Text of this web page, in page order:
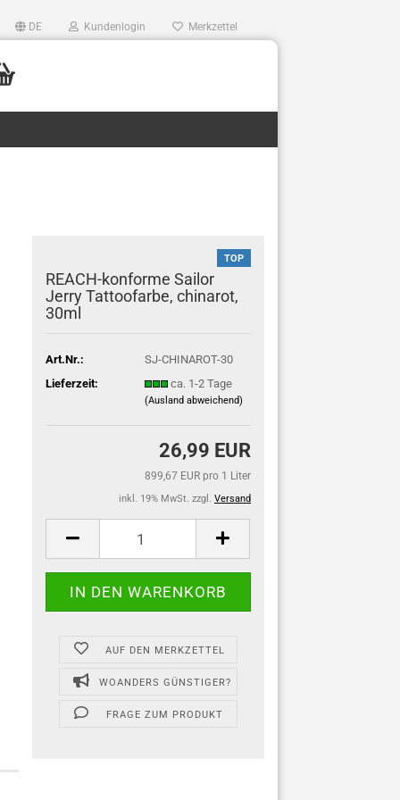
DE Kundenlogin Merkzettel
TOP
REACH-konforme Sailor
Jerry Tattoofarbe, chinarot,
30ml
Art.Nr.:
SJ-CHINAROT-30
Lieferzeit:
ca. 1-2 Tage
(Ausland abweichend)
26,99 EUR
899,67 EUR pro 1 Liter
inkl. 19% MwSt. zzgl. Versand
AUF DEN MERKZETTEL
WOANDERS GÜNSTIGER?
FRAGE ZUM PRODUKT